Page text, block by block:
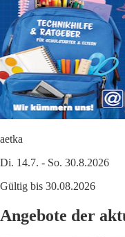
aetka
Di. 14.7. - So. 30.8.2026
Gültig bis 30.08.2026
Angebote der